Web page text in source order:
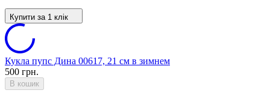
Купити за 1 клiк
Кукла пупс Дина 00617, 21 см в зимнем
500 грн.
В кошик